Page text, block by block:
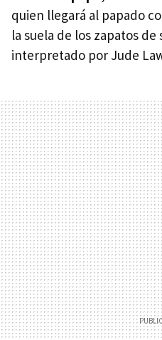
quien llegará al papado
la suela de los zapatos
interpretado por Jude